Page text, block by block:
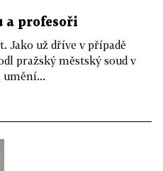
a profesoři
Jako už dříve v případě
pražský městský soud v